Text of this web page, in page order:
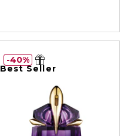
Best Seller
40%